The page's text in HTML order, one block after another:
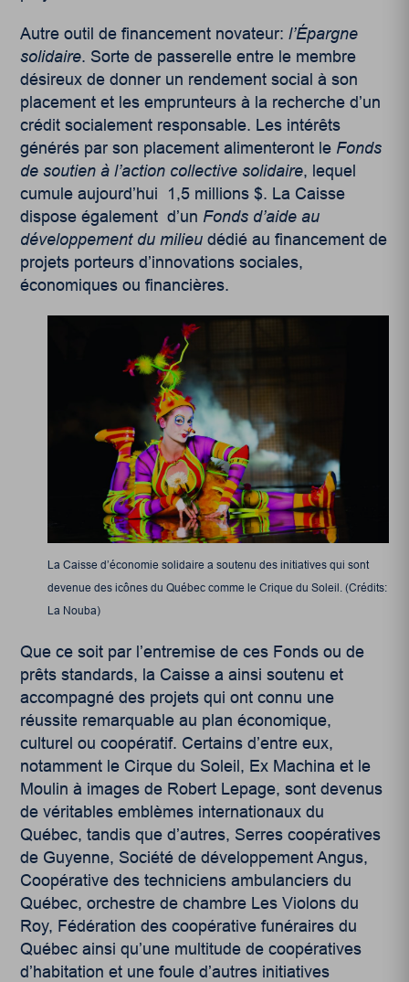
Autre outil de financement novateur:l’Épargne
solidaire. Sorte de passerelle entre le membre
désireux de donner un rendement social à son
placement et les emprunteurs à la recherche d’un
crédit socialement responsable. Les intérêts
générés par son placement alimenteront le Fonds
de soutien à l’action collective solidaire, lequel
cumule aujourd’hui 1,5 millions $. La Caisse
dispose également d’un Fonds d’aide au
développement du milieu dédié au financement de
projets porteurs d’innovations sociales,
économiques ou financières.
La Caisse d’économie solidaire a soutenu des initiatives qui sont
devenue des icônes du Québec comme le Crique du Soleil. (Crédits:
La Nouba)
Que ce soit par l’entremise de ces Fonds ou de
prêts standards, la Caisse a ainsi soutenu et
accompagné des projets qui ont connu une
réussite remarquable au plan économique,
culturel ou coopératif. Certains d’entre eux,
notamment le Cirque du Soleil, Ex Machina et le
Moulin à images de Robert Lepage, sont devenus
de véritables emblèmes internationaux du
Québec, tandis que d’autres, Serres coopératives
de Guyenne, Société de développement Angus,
Coopérative des techniciens ambulanciers du
Québec, orchestre de chambre Les Violons du
Roy, Fédération des coopérative funéraires du
Québec ainsi qu’une multitude de coopératives
d’habitation et une foule d’autres initiatives